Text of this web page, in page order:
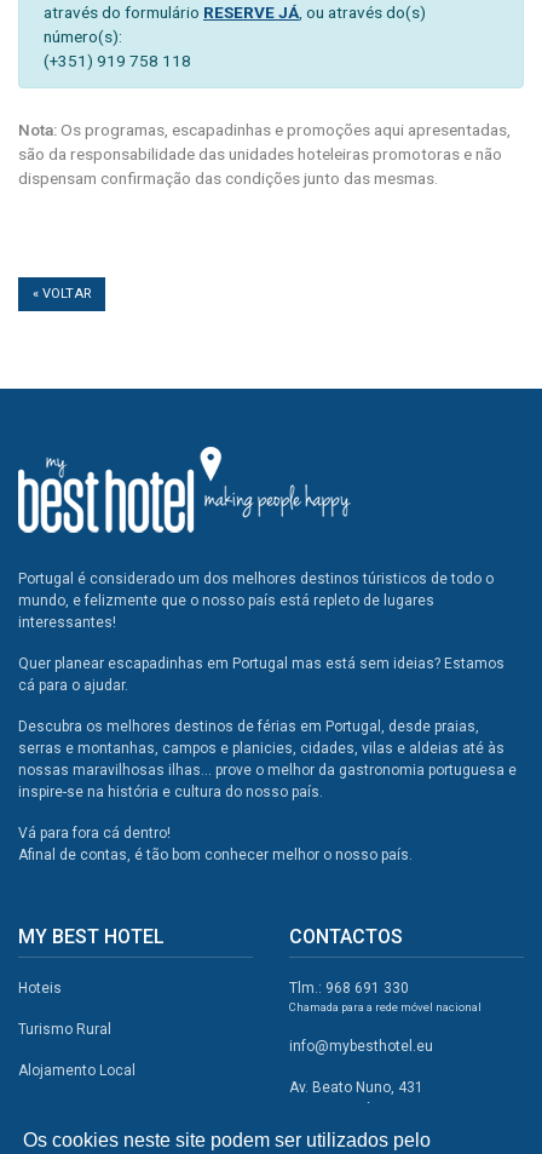
Os cookies neste site podem ser utilizados pelo
através do formulário RESERVE JÁ, ou através do(s)
número(s):
(+351) 919 758 118
Nota:Os programas, escapadinhas e promoções aqui apresentadas,
são da responsabilidade das unidades hoteleiras promotoras e não
dispensam confirmação das condições junto das mesmas.
« VOLTAR
Portugal é considerado um dos melhores destinos túristicos de todo o
mundo, e felizmente que o nosso país está repleto de lugares
interessantes!
Quer planear escapadinhas em Portugal mas está sem ideias? Estamos
cá para o ajudar.
Descubra os melhores destinos de férias em Portugal, desde praias,
serras e montanhas, campos e planicies, cidades, vilas e aldeias até às
nossas maravilhosas ilhas... prove o melhor da gastronomia portuguesa e
inspire-se na história e cultura do nosso país.
Vá para fora cá dentro!
Afinal de contas, é tão bom conhecer melhor o nosso país.
MY BEST HOTEL
Hoteis
Turismo Rural
Alojamento Local
CONTACTOS
Tlm.: 968 691 330
Chamada para a rede móvel nacional
info@mybesthotel.eu
Av. Beato Nuno, 431